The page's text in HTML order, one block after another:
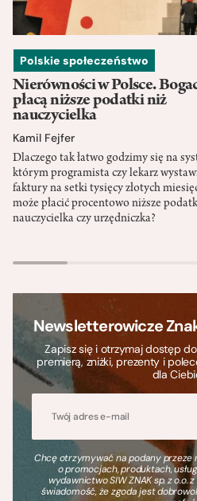
Polskie społeczeństwo
Nierówności w Polsce.
płacą niższe podatki niż
nauczycielka
Kamil Fejfer
Dlaczego tak łatwo godzimy się na
którym programista czy lekarz
faktury na setki tysięcy złotych
może płacić procentowo niższe
nauczycielka czy urzędniczka?
Newsletterowicze
Zapisz się i otrzymaj dostęp
premierą, zniżki, prezenty i
dla
Chcę otrzymywać na podany
o promocjach, produktach,
wydawnictwo SIW ZNAK sp. z o.o.
świadomość, że zgoda jest